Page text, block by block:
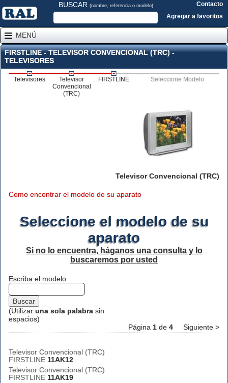
BUSCAR (nombre, referencia o modelo)
Contacto
Agregar a favoritos
MENÚ
FIRSTLINE - TELEVISOR CONVENCIONAL (TRC) -
TELEVISORES
Televisores
Televisor
Convencional
(TRC)
FIRSTLINE Seleccione Modelo
Televisor Convencional (TRC)
Como encontrar el modelo de su aparato
Seleccione el modelo de su
aparato
Si no lo encuentra, háganos una consulta y lo
buscaremos por usted
Escriba el modelo
(Utilizar una sola palabra sin
espacios)
Página 1 de 4 Siguiente >
Televisor Convencional (TRC)
FIRSTLINE 11AK12
Televisor Convencional (TRC)
FIRSTLINE 11AK19